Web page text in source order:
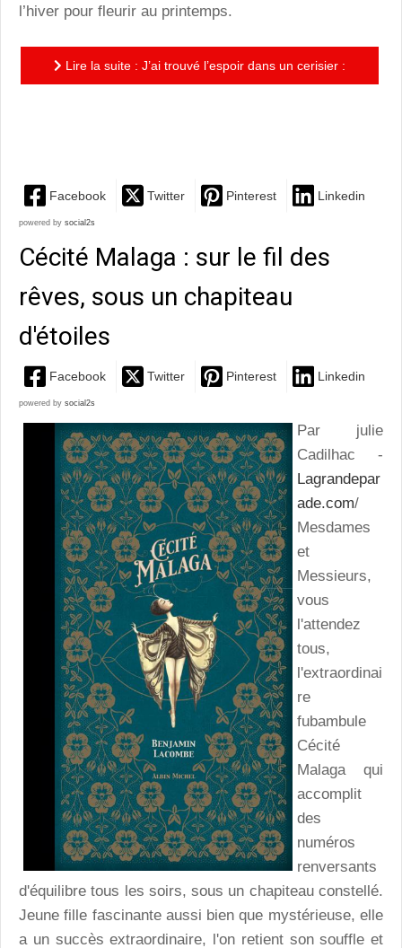
l’hiver pour fleurir au printemps.
Lire la suite : J’ai trouvé l’espoir dans un cerisier :
Facebook Twitter Pinterest Linkedin
powered by social2s
Cécité Malaga : sur le fil des
rêves, sous un chapiteau
d'étoiles
Facebook Twitter Pinterest Linkedin
powered by social2s
Par julie
Cadilhac -
Lagrandepar
ade.com/
Mesdames
et
Messieurs,
vous
l'attendez
tous,
l'extraordinai
re
fubambule
Cécité
Malaga qui
accomplit
des
numéros
renversants
d'équilibre tous les soirs, sous un chapiteau constellé.
Jeune fille fascinante aussi bien que mystérieuse, elle
a un succès extraordinaire, l'on retient son souffle et